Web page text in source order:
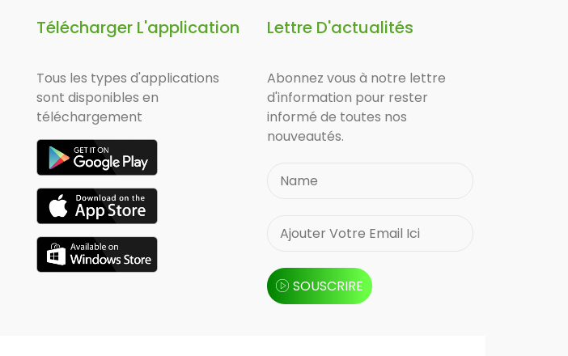
Télécharger L'application
Tous les types d'applications
sont disponibles en
téléchargement
Lettre D'actualités
Abonnez vous à notre lettre
d'information pour rester
informé de toutes nos
nouveautés.
SOUSCRIRE